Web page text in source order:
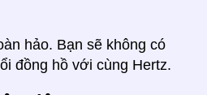
hảo. Bạn sẽ không có
đồng hồ với cùng Hertz.